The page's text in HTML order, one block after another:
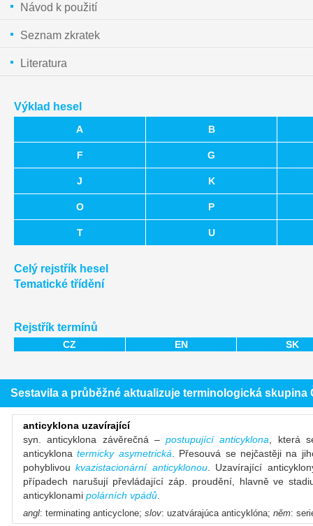
Návod k použití
Seznam zkratek
Literatura
Výklad hesel
A B
F G
J K
O P
T U
Celý rejstřík hesel
Tematické třídění
Rejstřík termínů
CZ EN SK
Sestavila a průběžné aktualizuje terminologická
anticyklona uzavírající
syn. anticyklona závěrečná –postupující anticyklona , která
anticyklonatermicky asymetrická . Přesouvá se nejčastěji na
pohyblivoukvazistacionární anticyklonou. Uzavírající
případech narušují převládající záp. proudění, hlavně ve
anticyklonami polárních vpádů
angl: terminating anticyclone; slov: uzatvárajúca anticyklóna; něm: